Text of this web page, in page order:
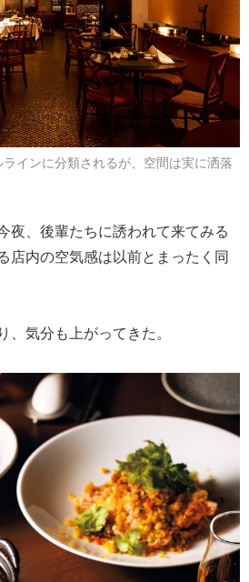
インに分類されるが、空間は実に洒落
夜、後輩たちに誘われて来てみる
店内の空気感は以前とまったく同
気分も上がってきた。